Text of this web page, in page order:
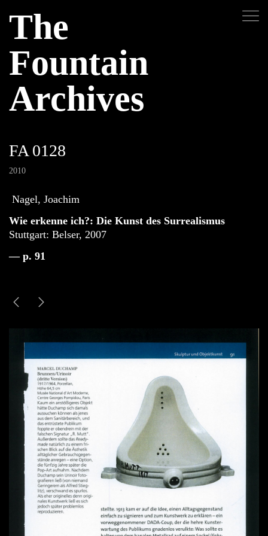
The
Fountain
Archives
FA 0128
2010
Nagel, Joachim
Wie erkenne ich?: Die Kunst des Surrealismus
Stuttgart: Belser, 2007
— p. 91